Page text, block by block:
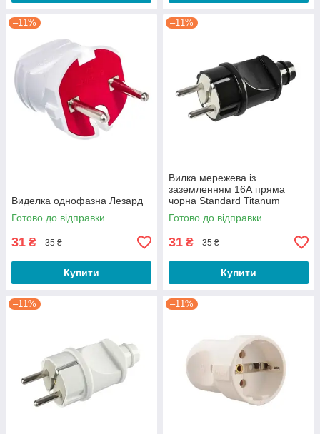
–11%
Виделка однофазна Лезард
Готово до відправки
31 ₴ 35 ₴
Купити
–11%
Вилка мережева із
заземленням 16А пряма
чорна Standard Titanum
Готово до відправки
31 ₴ 35 ₴
Купити
–11% –11%